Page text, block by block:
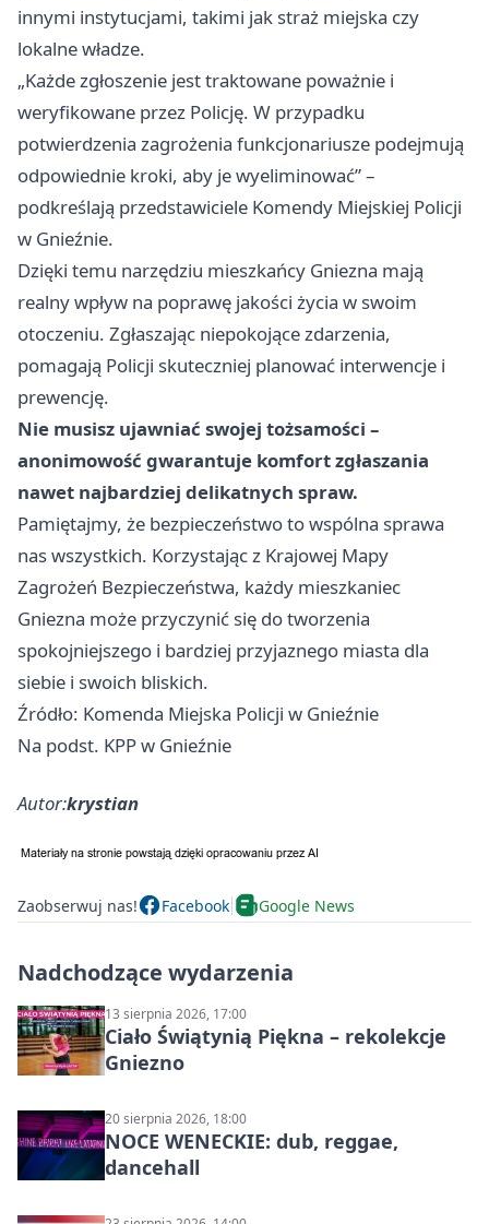
innymi instytucjami, takimi jak straż miejska czy
lokalne władze.
„Każde zgłoszenie jest traktowane poważnie i
weryfikowane przez Policję. W przypadku
potwierdzenia zagrożenia funkcjonariusze podejmują
odpowiednie kroki, aby je wyeliminować” –
podkreślają przedstawiciele Komendy Miejskiej Policji
w Gnieźnie.
Dzięki temu narzędziu mieszkańcy Gniezna mają
realny wpływ na poprawę jakości życia w swoim
otoczeniu. Zgłaszając niepokojące zdarzenia,
pomagają Policji skuteczniej planować interwencje i
prewencję.
Nie musisz ujawniać swojej tożsamości –
anonimowość gwarantuje komfort zgłaszania
nawet najbardziej delikatnych spraw.
Pamiętajmy, że bezpieczeństwo to wspólna sprawa
nas wszystkich. Korzystając z Krajowej Mapy
Zagrożeń Bezpieczeństwa, każdy mieszkaniec
Gniezna może przyczynić się do tworzenia
spokojniejszego i bardziej przyjaznego miasta dla
siebie i swoich bliskich.
Źródło: Komenda Miejska Policji w Gnieźnie
Na podst. KPP w Gnieźnie
Autor:krystian
Zaobserwuj nas! Facebook Google News
Nadchodzące wydarzenia
13 sierpnia 2026, 17:00
Ciało Świątynią Piękna – rekolekcje
Gniezno
20 sierpnia 2026, 18:00
NOCE WENECKIE: dub, reggae,
dancehall